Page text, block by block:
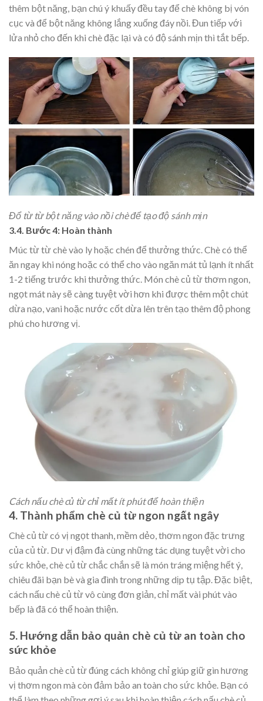
thêm bột năng, bạn chú ý khuấy đều tay để chè không bị vón
cục và để bột năng không lắng xuống đáy nồi. Đun tiếp với
lửa nhỏ cho đến khi chè đặc lại và có độ sánh mịn thì tắt bếp.
Đổ từ từ bột năng vào nồi chè để tạo độ sánh mịn
3.4. Bước 4: Hoàn thành
Múc từ từ chè vào ly hoặc chén để thưởng thức. Chè có thể
ăn ngay khi nóng hoặc có thể cho vào ngăn mát tủ lạnh ít nhất
1-2 tiếng trước khi thưởng thức. Món chè củ từ thơm ngon,
ngọt mát này sẽ càng tuyệt vời hơn khi được thêm một chút
dừa nạo, vani hoặc nước cốt dừa lên trên tạo thêm độ phong
phú cho hương vị.
Cách nấu chè củ từ chỉ mất ít phút để hoàn thiện
4. Thành phẩm chè củ từ ngon ngất ngây
Chè củ từ có vị ngọt thanh, mềm dẻo, thơm ngon đặc trưng
của củ từ. Dư vị đậm đà cùng những tác dụng tuyệt vời cho
sức khỏe, chè củ từ chắc chắn sẽ là món tráng miệng hết ý,
chiêu đãi bạn bè và gia đình trong những dịp tụ tập. Đặc biệt,
cách nấu chè củ từ vô cùng đơn giản, chỉ mất vài phút vào
bếp là đã có thể hoàn thiện.
5. Hướng dẫn bảo quản chè củ từ an toàn cho
sức khỏe
Bảo quản chè củ từ đúng cách không chỉ giúp giữ gìn hương
vị thơm ngon mà còn đảm bảo an toàn cho sức khỏe. Bạn có